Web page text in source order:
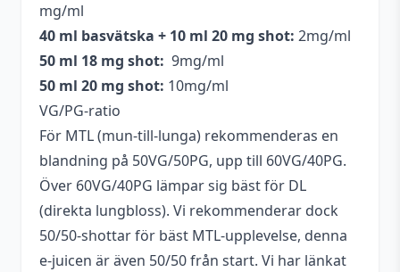
mg/ml
40 ml basvätska + 10 ml 20 mg shot: 2mg/ml
50 ml 18 mg shot: 9mg/ml
50 ml 20 mg shot: 10mg/ml
VG/PG-ratio
För MTL (mun-till-lunga) rekommenderas en
blandning på 50VG/50PG, upp till 60VG/40PG.
Över 60VG/40PG lämpar sig bäst för DL
(direkta lungbloss). Vi rekommenderar dock
50/50-shottar för bäst MTL-upplevelse, denna
e-juicen är även 50/50 från start. Vi har länkat